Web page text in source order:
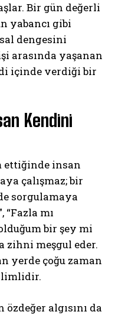
Bir gün değerli
yabancı gibi
dengesini
arasında yaşanan
içinde verdiği bir
Kendini
ettiğinde insan
çalışmaz; bir
sorgulamaya
“Fazla mı
bir şey mi
zihni meşgul eder.
yerde çoğu zaman
algısını da